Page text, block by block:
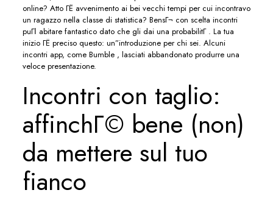
online? Atto ГЁ avvenimento ai bei vecchi tempi per cui incontravo
un ragazzo nella classe di statistica? BensГ¬ con scelta incontri
puГІ abitare fantastico dato che gli dai una probabilitГ . La tua
inizio ГЁ preciso questo: un”introduzione per chi sei. Alcuni
incontri app, come Bumble , lasciati abbandonato produrre una
veloce presentazione.
Incontri con taglio:
affinchГ© bene (non)
da mettere sul tuo
fianco